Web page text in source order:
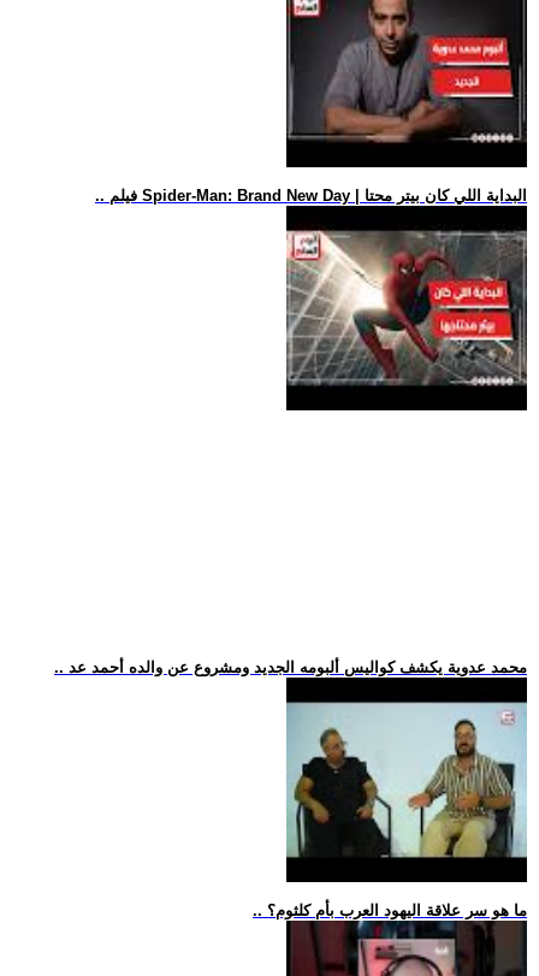
.. فيلم Spider-Man: Brand New Day | البداية اللي كان بيتر محتا
.. محمد عدوية يكشف كواليس ألبومه الجديد ومشروع عن والده أحمد عد
.. ما هو سر علاقة اليهود العرب بأم كلثوم؟